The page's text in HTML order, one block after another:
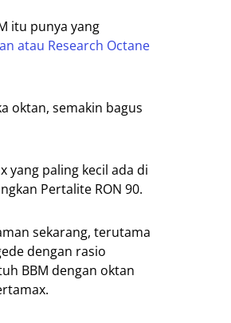
itu punya yang
atau Research Octane
oktan, semakin bagus
yang paling kecil ada di
Pertalite RON 90.
sekarang, terutama
dengan rasio
BBM dengan oktan